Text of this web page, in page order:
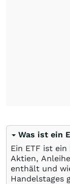
Was ist ein
Ein ETF ist
Aktien,
enthält und
Handelstages